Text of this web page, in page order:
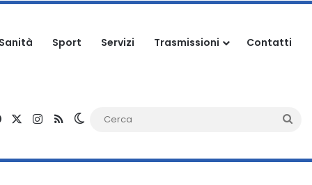
Sanità Sport Servizi Trasmissioni Contatti
FacebookInstagram
RSS Cambia aspetto